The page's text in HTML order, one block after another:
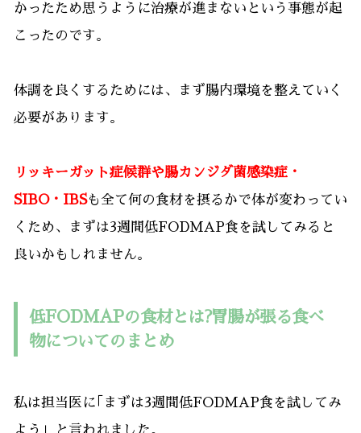
かったため思うように治療が進まないという事態が起
こったのです。
体調を良くするためには、まず腸内環境を整えていく
必要があります。
リッキーガット症候群や腸カンジダ菌感染症・
SIBO・IBSも全て何の食材を摂るかで体が変わってい
くため、まずは3週間低FODMAP食を試してみると
良いかもしれません。
低FODMAPの食材とは?胃腸が張る食べ
物についてのまとめ
私は担当医に｢まずは3週間低FODMAP食を試してみ
よう」と言われました。